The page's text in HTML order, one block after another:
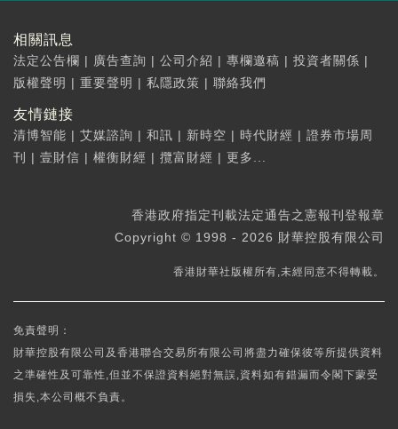
相關訊息
法定公告欄 | 廣告查詢 | 公司介紹 | 專欄邀稿 | 投資者關係 |
版權聲明 | 重要聲明 | 私隱政策 | 聯絡我們
友情鏈接
清博智能 | 艾媒諮詢 | 和訊 | 新時空 | 時代財經 | 證券市場周
刊
| 壹財信 | 權衡財經 | 攬富財經 | 更多...
香港政府指定刊載法定通告之憲報刊登報章
Copyright © 1998 - 2026 財華控股有限公司
香港財華社版權所有,未經同意不得轉載。
免責聲明：
財華控股有限公司及香港聯合交易所有限公司將盡力確保彼等所提供資料
之準確性及可靠性,但並不保證資料絕對無誤,資料如有錯漏而令閣下蒙受
損失,本公司概不負責。